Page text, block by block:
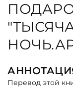
Перевод этой